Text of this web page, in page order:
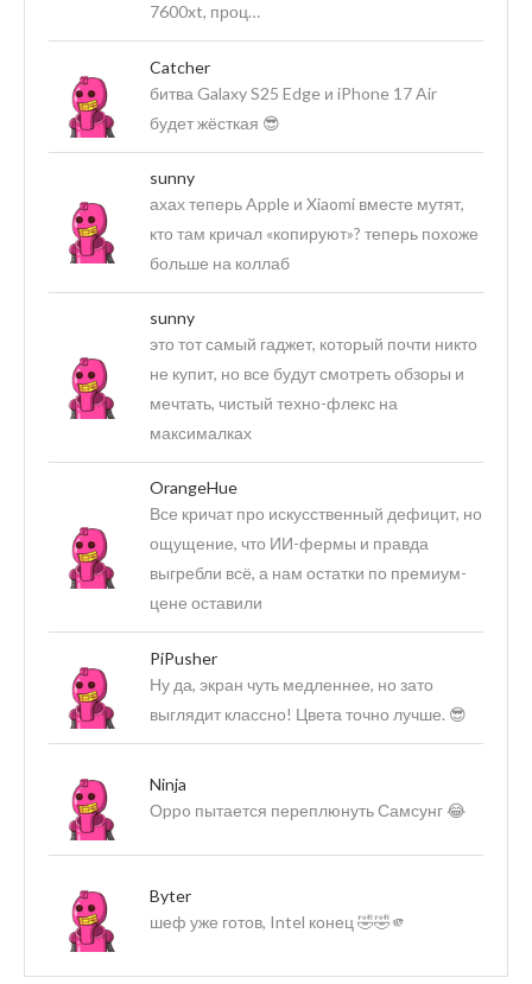
7600xt, проц…
Catcher
битва Galaxy S25 Edge и iPhone 17 Air
будет жёсткая 😎
sunny
ахах теперь Apple и Xiaomi вместе мутят,
кто там кричал «копируют»? теперь похоже
больше на коллаб
sunny
это тот самый гаджет, который почти никто
не купит, но все будут смотреть обзоры и
мечтать, чистый техно-флекс на
максималках
OrangeHue
Все кричат про искусственный дефицит, но
ощущение, что ИИ-фермы и правда
выгребли всё, а нам остатки по премиум-
цене оставили
PiPusher
Ну да, экран чуть медленнее, но зато
выглядит классно! Цвета точно лучше. 😎
Ninja
Оppo пытается переплюнуть Самсунг 😂
Byter
шеф уже готов, Intel конец 🤣🤣🫵